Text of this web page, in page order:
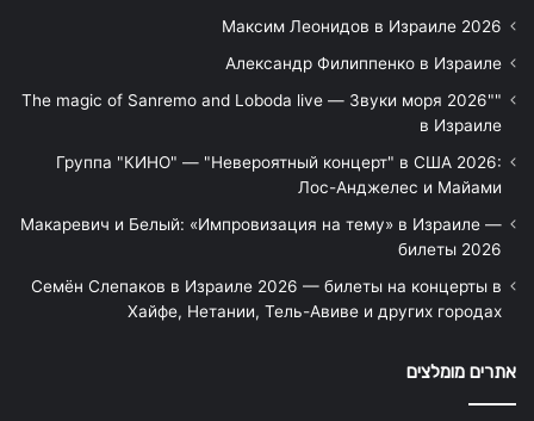
Максим Леонидов в Израиле 2026
Александр Филиппенко в Израиле
"The magic of Sanremo and Loboda live — Звуки моря 2026"
в Израиле
Группа "КИНО" — "Невероятный концерт" в США 2026:
Лос-Анджелес и Майами
Макаревич и Белый: «Импровизация на тему» в Израиле —
билеты 2026
Семён Слепаков в Израиле 2026 — билеты на концерты в
Хайфе, Нетании, Тель-Авиве и других городах
אתרים מומלצים